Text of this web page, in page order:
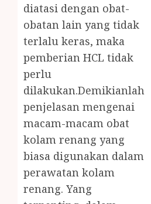
diatasi dengan obat-
obatan lain yang tidak
terlalu keras, maka
pemberian HCL tidak
perlu
dilakukan.Demikianlah
penjelasan mengenai
macam-macam obat
kolam renang yang
biasa digunakan dalam
perawatan kolam
renang. Yang